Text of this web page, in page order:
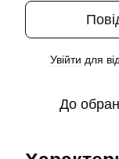
Увійти для
До